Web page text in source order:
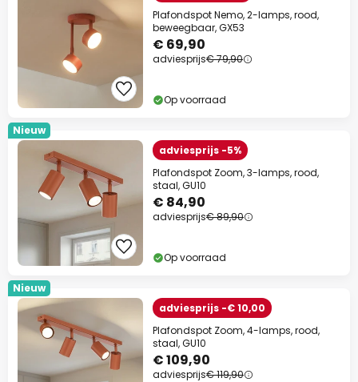
Plafondspot Nemo, 2-lamps, rood,
beweegbaar, GX53
€ 69,90
adviesprijs€ 79,90
Op voorraad
Nieuw
adviesprijs -5%
Plafondspot Zoom, 3-lamps, rood,
staal, GU10
€ 84,90
adviesprijs€ 89,90
Op voorraad
Nieuw
adviesprijs -€ 10,00
Plafondspot Zoom, 4-lamps, rood,
staal, GU10
€ 109,90
adviesprijs€ 119,90